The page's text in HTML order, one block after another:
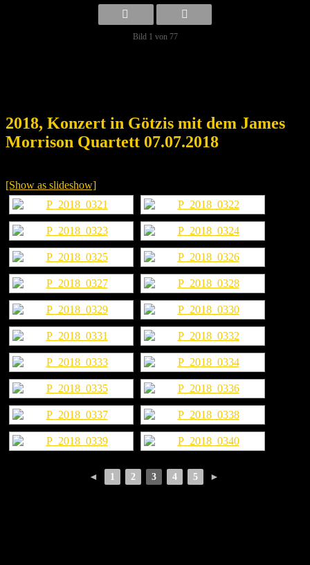
Bild 1 von 77
2018, Konzert in Götzis mit dem James
Morrison Quartett 07.07.2018
[Show as slideshow]
◄ 1 2 3 4 5 ►